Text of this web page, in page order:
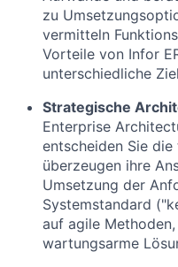
zu
vermitteln
Vorteile von Infor
unterschiedliche
Strategische
Enterprise
entscheiden Sie
überzeugen ihre
Umsetzung der
Systemstandard
auf agile
wartungsarme